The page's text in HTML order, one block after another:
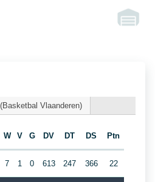
Vlaanderen)
W V G DV DT DS Ptn
7 1 0 613 247 366 22